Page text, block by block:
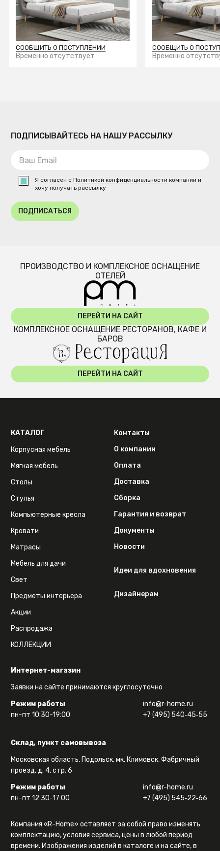
СООБЩИТЬ О ПОСТУПЛЕНИИ
Временно отсутствует
СООБЩИТЬ О
Временно
ПОДПИСЫВАЙТЕСЬ НА НАШУ РАССЫЛКУ
Я согласен сПолитикой конфиденциальности компании и
хочу получать рассылку
ПОДПИСАТЬСЯ
ПРОИЗВОДСТВО И КОМПЛЕКСНОЕ ОСНАЩЕНИЕ
ОТЕЛЕЙ
ПЕРЕЙТИ НА САЙТ
КОМПЛЕКСНОЕ ОСНАЩЕНИЕ РЕСТОРАНОВ, КАФЕ И
БАРОВ
ПЕРЕЙТИ НА САЙТ
Интернет-магазин
Заявки на сайте принимаются круглосуточно
Режим работы
пн-пт 10:30-19:00
info@r-home.ru
+7 (495) 540‑45‑55
Склад, пункт самовывоза
Московская область, Подольск, мк. Климовск, Фабричный
проезд, д. 4, стр. 6
Режим работы
пн-пт 12:30-17:00
info@r-home.ru
+7 (495) 545‑22‑66
КАТАЛОГ
Корпусная мебель
Мягкая мебель
Столы
Стулья
Компьютерные кресла
Кровати
Матрасы
Мебель для дачи
Свет
Предметы интерьера
Акции
Распродажа
КОЛЛЕКЦИИ
Контакты
О компании
Оплата
Доставка
Сборка
Гарантия и возврат
Документы
Новости
Идеи для вдохновения
Дизайнерам
Компания «R-Home» оставляет за собой право изменять
комплектацию, условия сервиса, цены в любой период
времени. Изображения изделий в каталоге и на сайте, в